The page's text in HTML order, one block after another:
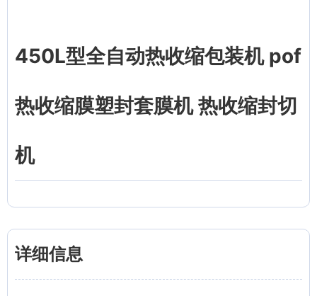
450L型全自动热收缩包装机 pof
热收缩膜塑封套膜机 热收缩封切
机
详细信息